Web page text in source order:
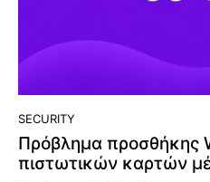
SECURITY
Πρόβλημα προσθήκης
πιστωτικών καρτών